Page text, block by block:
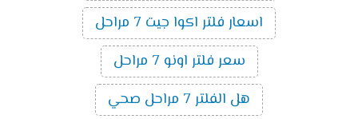
اسعار فلتر اكوا جيت 7 مراحل
سعر فلتر اونو 7 مراحل
هل الفلتر 7 مراحل صحي